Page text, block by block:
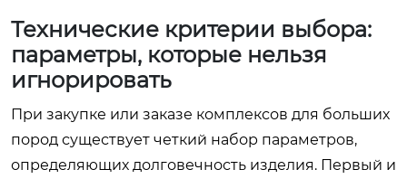
Технические критерии выбора:
параметры, которые нельзя
игнорировать
При закупке или заказе комплексов для больших
пород существует четкий набор параметров,
определяющих долговечность изделия. Первый и